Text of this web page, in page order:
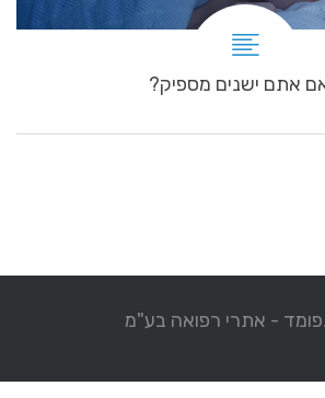
אתם ישנים מספיק?
- אתרי רפואה בע"מ